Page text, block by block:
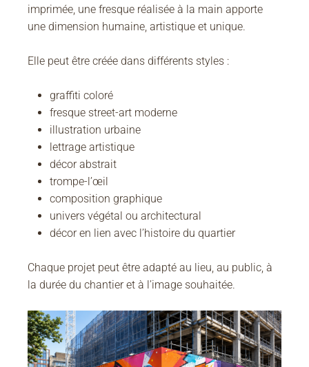
imprimée, une fresque réalisée à la main apporte
une dimension humaine, artistique et unique.
Elle peut être créée dans différents styles :
graffiti coloré
fresque street-art moderne
illustration urbaine
lettrage artistique
décor abstrait
trompe-l’œil
composition graphique
univers végétal ou architectural
décor en lien avec l’histoire du quartier
Chaque projet peut être adapté au lieu, au public, à
la durée du chantier et à l’image souhaitée.